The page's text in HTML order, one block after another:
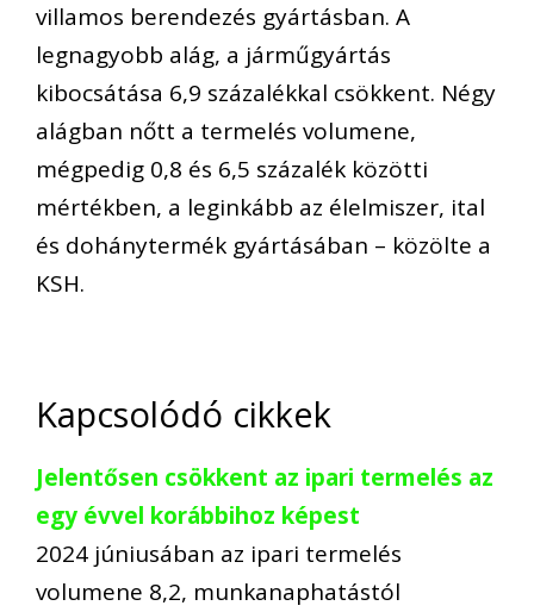
villamos berendezés gyártásban. A
legnagyobb alág, a járműgyártás
kibocsátása 6,9 százalékkal csökkent. Négy
alágban nőtt a termelés volumene,
mégpedig 0,8 és 6,5 százalék közötti
mértékben, a leginkább az élelmiszer, ital
és dohánytermék gyártásában – közölte a
KSH.
Kapcsolódó cikkek
Jelentősen csökkent az ipari termelés az
egy évvel korábbihoz képest
2024 júniusában az ipari termelés
volumene 8,2, munkanaphatástól